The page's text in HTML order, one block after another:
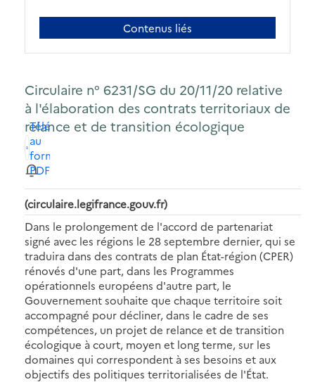
Contenus liés
Circulaire n° 6231/SG du 20/11/20 relative
à l'élaboration des contrats territoriaux de
relance et de transition écologique
Télécharger
au
format
PDF
(circulaire.legifrance.gouv.fr)
Dans le prolongement de l'accord de partenariat
signé avec les régions le 28 septembre dernier, qui se
traduira dans des contrats de plan État-région (CPER)
rénovés d'une part, dans les Programmes
opérationnels européens d'autre part, le
Gouvernement souhaite que chaque territoire soit
accompagné pour décliner, dans le cadre de ses
compétences, un projet de relance et de transition
écologique à court, moyen et long terme, sur les
domaines qui correspondent à ses besoins et aux
objectifs des politiques territorialisées de l'État.